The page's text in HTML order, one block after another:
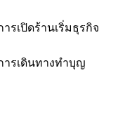
รเปิดร้านเริ่มธุรกิจ
ารเดินทางทำบุญ